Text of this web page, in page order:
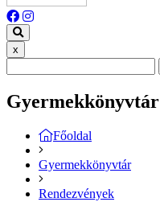
x
Gyermekkönyvtár
Főoldal
Gyermekkönyvtár
Rendezvények